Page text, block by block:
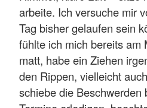
arbeite. Ich versuche mir
Tag bisher gelaufen sein
fühlte ich mich bereits am
matt, habe ein Ziehen
den Rippen, vielleicht
schiebe die Beschwerden